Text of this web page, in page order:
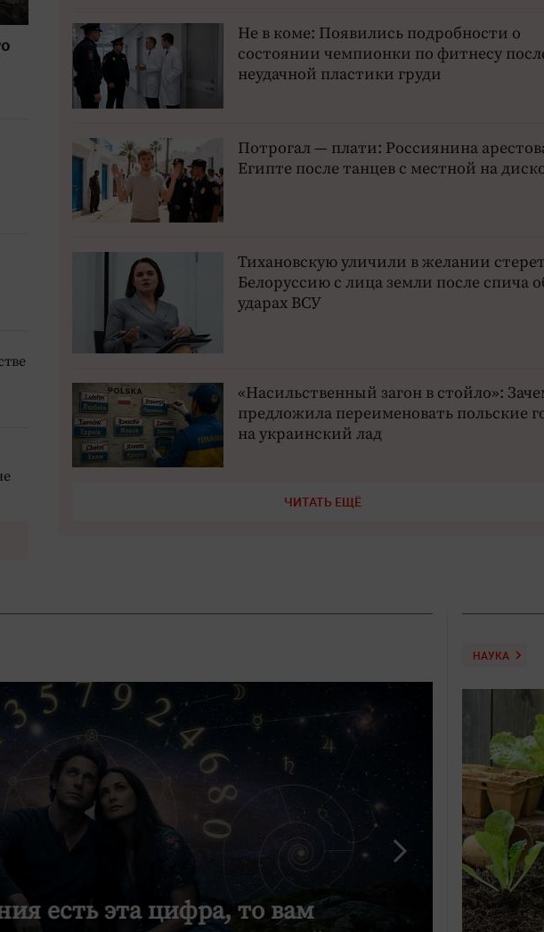
Не в коме: Появились подробности о
состоянии чемпионки по фитнесу
неудачной пластики груди
Потрогал — плати: Россиянина
Египте после танцев с местной на
Тихановскую уличили в желании
Белоруссию с лица земли после спича
ударах ВСУ
«Насильственный загон в стойло»:
предложила переименовать польские
на украинский лад
ЧИТАТЬ ЕЩЁ
НАУКА
есть эта цифра, то вам